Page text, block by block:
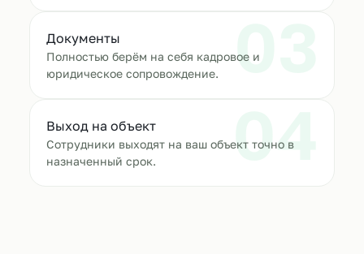
03
Документы
Полностью берём на себя кадровое и
юридическое сопровождение.
04
Выход на объект
Сотрудники выходят на ваш объект точно в
назначенный срок.